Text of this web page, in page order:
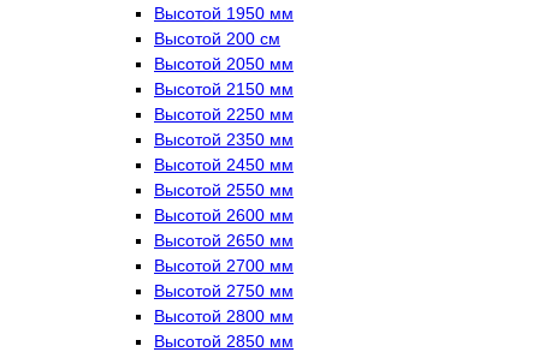
Высотой 1950 мм
Высотой 200 см
Высотой 2050 мм
Высотой 2150 мм
Высотой 2250 мм
Высотой 2350 мм
Высотой 2450 мм
Высотой 2550 мм
Высотой 2600 мм
Высотой 2650 мм
Высотой 2700 мм
Высотой 2750 мм
Высотой 2800 мм
Высотой 2850 мм